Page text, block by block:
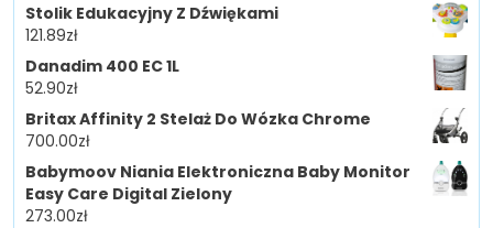
Stolik Edukacyjny Z Dźwiękami
121.89zł
Danadim 400 EC 1L
52.90zł
Britax Affinity 2 Stelaż Do Wózka Chrome
700.00zł
Babymoov Niania Elektroniczna Baby Monitor
Easy Care Digital Zielony
273.00zł